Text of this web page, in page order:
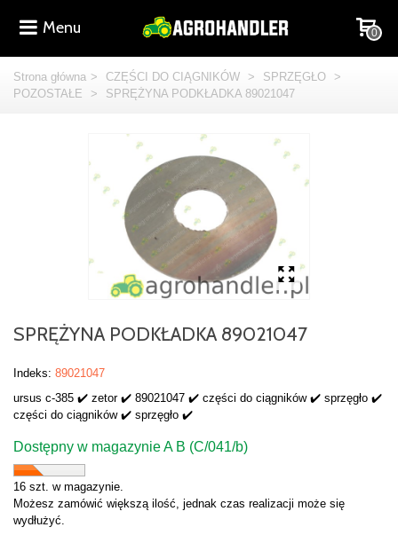
Menu 0
Strona główna > CZĘŚCI DO CIĄGNIKÓW > SPRZĘGŁO
>
POZOSTAŁE
> SPRĘŻYNA PODKŁADKA 89021047
SPRĘŻYNA PODKŁADKA 89021047
Indeks: 89021047
ursus c-385 ✔️ zetor ✔️ 89021047 ✔️ części do ciągników ✔️ sprzęgło ✔️
części do ciągników ✔️ sprzęgło ✔️
Dostępny w magazynie A B (C/041/b)
16 szt. w magazynie.
Możesz zamówić większą ilość, jednak czas realizacji może się
wydłużyć.